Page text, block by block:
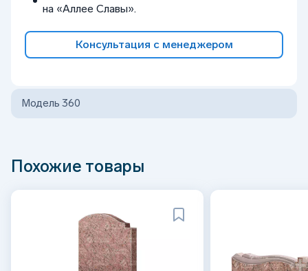
на «Аллее Славы».
Консультация с менеджером
Модель 360
Похожие товары